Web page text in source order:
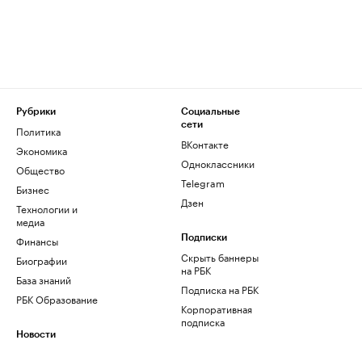
Рубрики
Политика
Экономика
Общество
Бизнес
Технологии и
медиа
Финансы
Биографии
База знаний
РБК Образование
Новости
Социальные
сети
ВКонтакте
Одноклассники
Telegram
Дзен
Подписки
Скрыть баннеры
на РБК
Подписка на РБК
Корпоративная
подписка